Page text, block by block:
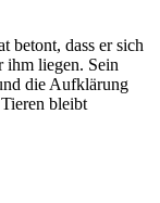
betont, dass er sich
ihm liegen. Sein
die Aufklärung
bleibt